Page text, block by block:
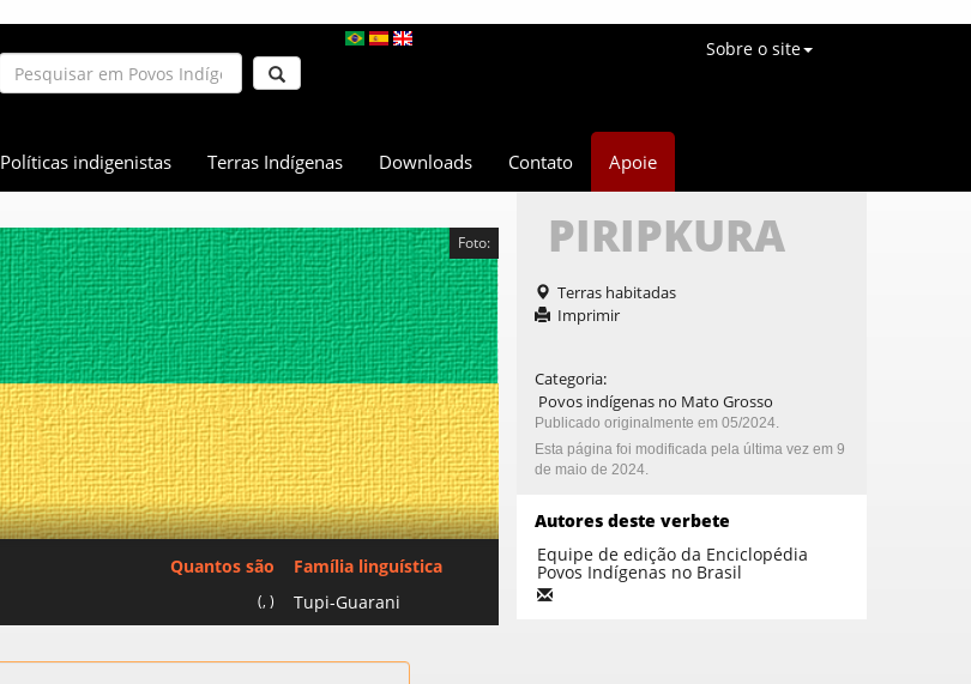
Sobre o site
Políticas indigenistas Terras Indígenas Downloads Contato Apoie
Foto:
Quantos são
(, )
Família linguística
Tupi-Guarani
PIRIPKURA
Terras habitadas
Imprimir
Categoria:
Povos indígenas no Mato Grosso
Publicado originalmente em 05/2024.
Esta página foi modificada pela última vez em 9
de maio de 2024.
Autores deste verbete
Equipe de edição da Enciclopédia
Povos Indígenas no Brasil